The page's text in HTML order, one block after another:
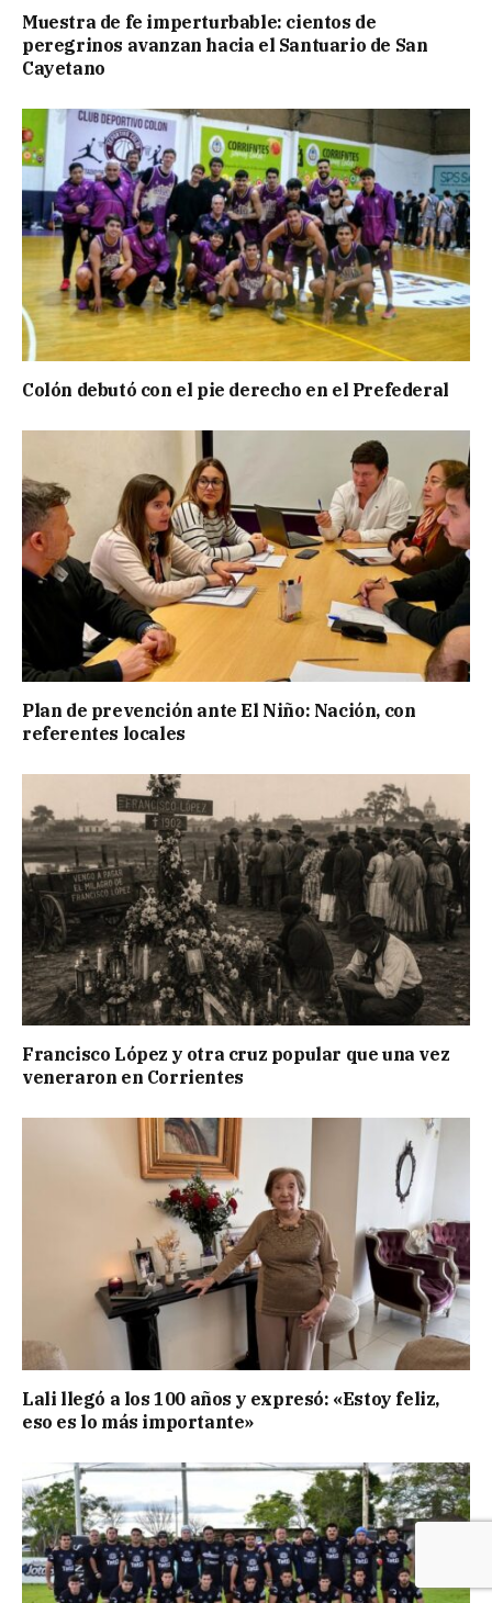
Muestra de fe imperturbable: cientos de
peregrinos avanzan hacia el Santuario de San
Cayetano
Colón debutó con el pie derecho en el Prefederal
Plan de prevención ante El Niño: Nación, con
referentes locales
Francisco López y otra cruz popular que una vez
veneraron en Corrientes
Lali llegó a los 100 años y expresó: «Estoy feliz,
eso es lo más importante»